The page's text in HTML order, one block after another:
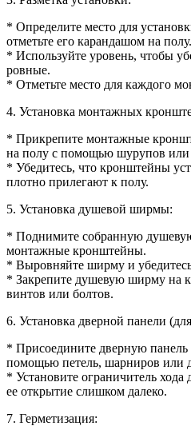
* Определите место для
отметьте его карандашом на полу.
* Используйте уровень, чтобы
ровные.
* Отметьте место для каждого
4. Установка монтажных
* Прикрепите монтажные
на полу с помощью шурупов или
* Убедитесь, что кронштейны
плотно прилегают к полу.
5. Установка душевой ширмы:
* Поднимите собранную
монтажные кронштейны.
* Выровняйте ширму и
* Закрепите душевую ширму на
винтов или болтов.
6. Установка дверной панели
* Присоедините дверную панель
помощью петель, шарниров или
* Установите ограничитель хода
ее открытие слишком далеко.
7. Герметизация: